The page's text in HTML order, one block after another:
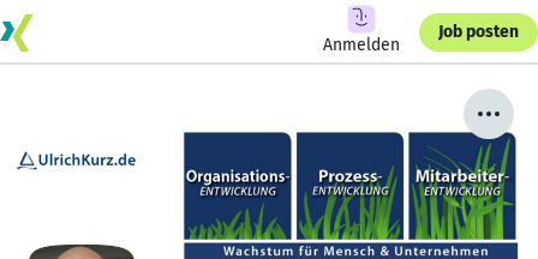
Anmelden
Job posten